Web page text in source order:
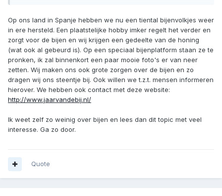
Op ons land in Spanje hebben we nu een tiental bijenvolkjes weer
in ere hersteld. Een plaatstelijke hobby imker regelt het verder en
zorgt voor de bijen en wij krijgen een gedeelte van de honing
(wat ook al gebeurd is). Op een speciaal bijenplatform staan ze te
pronken, ik zal binnenkort een paar mooie foto's er van neer
zetten. Wij maken ons ook grote zorgen over de bijen en zo
dragen wij ons steentje bij. Ook willen we t.z.t. mensen informeren
hierover. We hebben ook contact met deze website:
http://www.jaarvandebij.nl/
Ik weet zelf zo weinig over bijen en lees dan dit topic met veel
interesse. Ga zo door.
Quote